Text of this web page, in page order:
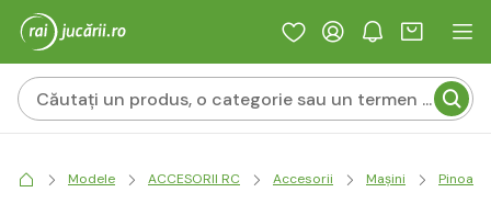
Modele ACCESORII RC Accesorii Mașini Pinoane